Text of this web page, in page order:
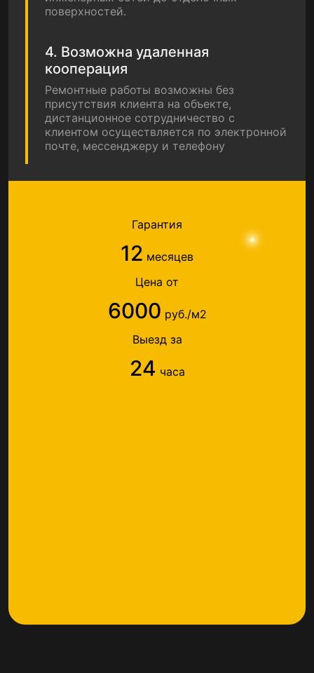
поверхностей.
4. Возможна удаленная
кооперация
Ремонтные работы возможны без
присутствия клиента на объекте,
дистанционное сотрудничество с
клиентом осуществляется по электронной
почте, мессенджеру и телефону
Гарантия
12 месяцев
Цена от
6000 руб./м2
Выезд за
24 часа